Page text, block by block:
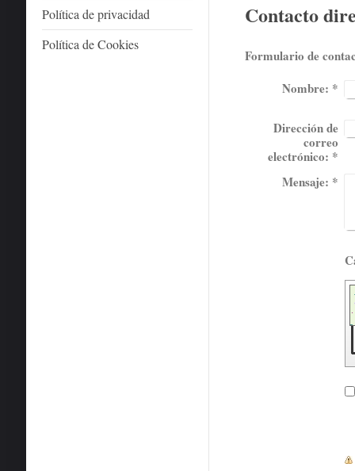
Política de privacidad
Política de Cookies
Contacto
Formulario de
Nombre: *
Dirección de
correo
electrónico: *
Mensaje: *